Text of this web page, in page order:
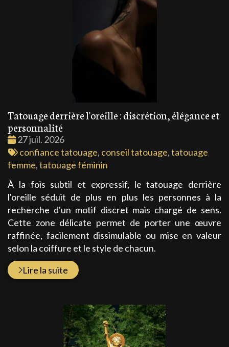
Tatouage derrière l'oreille : discrétion, élégance et
personnalité
Date
:
27 juil. 2026
Tags
:
confiance tatouage, conseil tatouage,tatouage
femme,tatouage féminin
À la fois subtil et expressif, le tatouage derrière
l'oreille séduit de plus en plus les personnes à la
recherche d'un motif discret mais chargé de sens.
Cette zone délicate permet de porter une œuvre
raffinée, facilement dissimulable ou mise en valeur
selon la coiffure et le style de chacun.
Lire la suite